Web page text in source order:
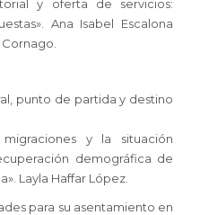
y oferta de servicios:
Ana Isabel Escalona
punto de partida y destino
y la situación
demográfica de
Layla Haffar López.
para su asentamiento en